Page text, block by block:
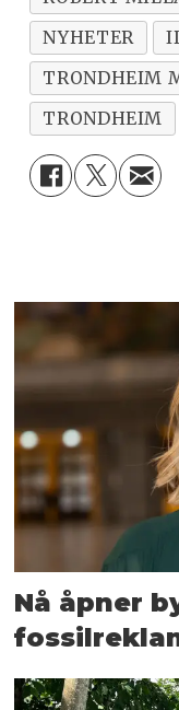
NYHETER
TRONDHEIM
TRONDHEIM
Nå åpner